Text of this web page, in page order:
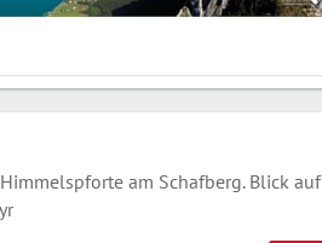
am Schafberg. Blick auf